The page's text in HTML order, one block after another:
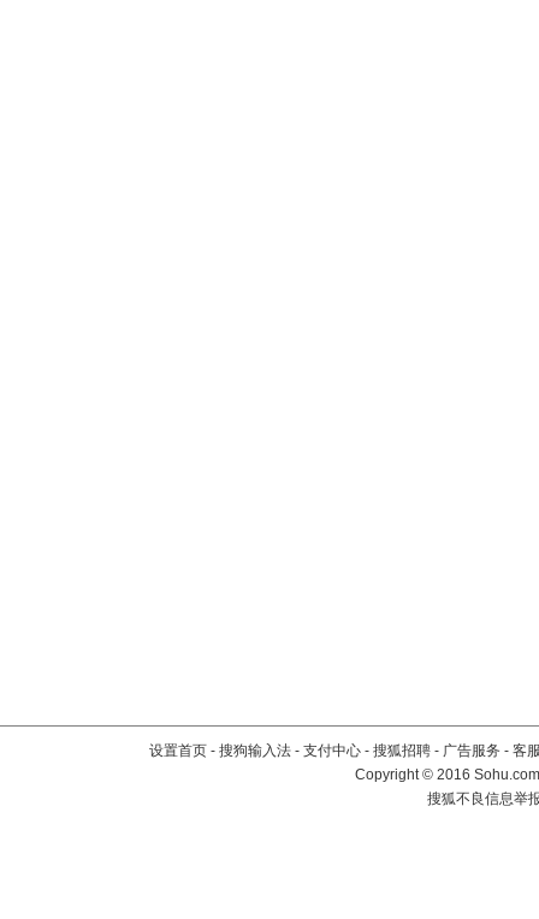
设置首页 - 搜狗输入法 - 支付中心 - 搜狐招聘 - 广告服务 - 客
Copyright©2016
搜狐不良信息举